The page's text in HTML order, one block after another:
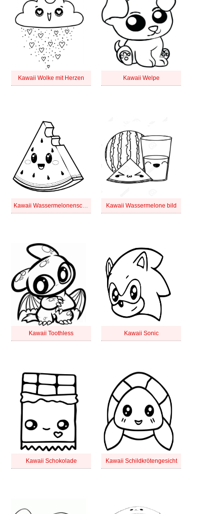
Kawaii Wolke mit Herzen Kawaii Welpe
Kawaii Wassermelonenscheibe bild Kawaii Wassermelone bild
Kawaii Toothless Kawaii Sonic
Kawaii Schokolade Kawaii Schildkrötengesicht